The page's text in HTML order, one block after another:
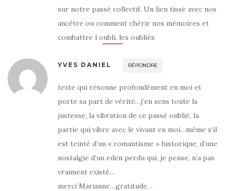
sur notre passé collectif. Un lien tissé avec nos
ancêtre ou comment chérir nos mémoires et
combattre l oubli, les oubliés
YVES DANIEL RÉPONDRE
texte qui résonne profondément en moi et
porte sa part de vérité…j’en sens toute la
justesse, la vibration de ce passé oublié, la
partie qui vibre avec le vivant en moi…même s’il
est teinté d’un « romantisme » historique, d’une
nostalgie d’un eden perdu qui, je pense, n’a pas
vraiment existé…
merci Marianne…gratitude…